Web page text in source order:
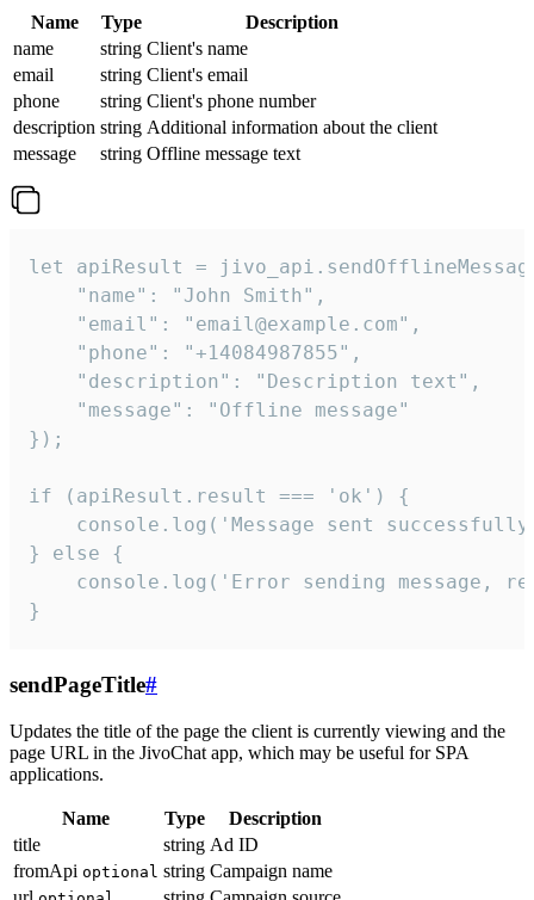
Name Type
Description
name
string Client's name
email
string Client's email
phone
string Client's phone number
description string Additional information about the client
message
string Offline message text
let apiResult =
    "name": "John Smith",
    "email": "email@example.com",
    "phone": "+14084987855",
    "description": "Description text",
    "message": "Offline message"
});
if (apiResult.result === 'ok') {
console.log('Message sent
} else {
console.log('Error sending message,
}
sendPageTitle#
Updates the title of the page the client is currently viewing and the
page URL in the JivoChat app, which may be useful for SPA
applications.
Name Type
Description
title
string Ad ID
fromApi optional string Campaign name